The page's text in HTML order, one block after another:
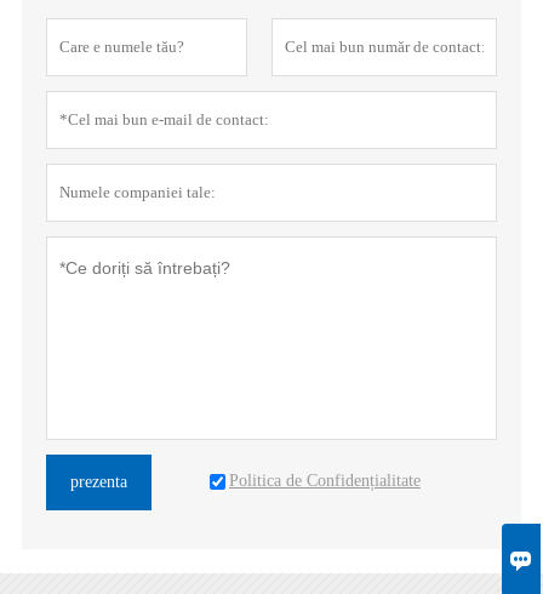

prezenta Politica de Confidențialitate